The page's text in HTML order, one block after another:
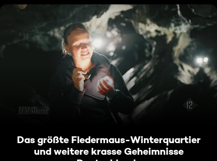
Das größte Fledermaus-Winterquartier
und weitere krasse Geheimnisse